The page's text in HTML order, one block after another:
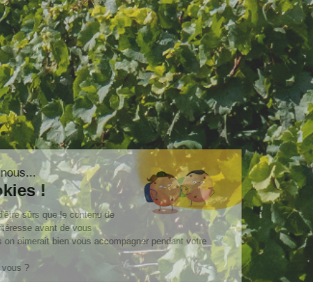
Salut c'est nous...
les Cookies !
On a attendu d'être sûrs que le contenu de
ce site vous intéresse avant de vous
déranger, mais on aimerait bien vous accompagner pendant votre
C'est OK pour vous ?